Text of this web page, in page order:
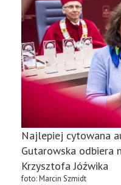
Najlepiej cytowana
Gutarowska odbiera
Krzysztofa Jóźwika
foto: Marcin Szmidt